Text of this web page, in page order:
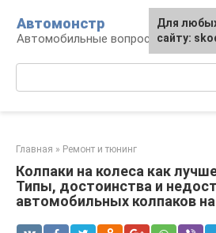
контенту
Автомонстр
Автомобильные вопросы и ответы
Главная » Ремонт и тюнинг
Колпаки на колеса как
Типы, достоинства и
автомобильных колпаков
Для
сайту: